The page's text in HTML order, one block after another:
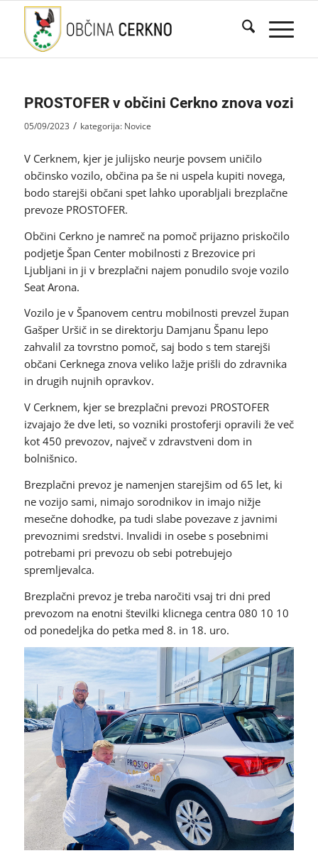
PROSTOFER v občini Cerkno znova vozi
05/09/2023 / kategorija: Novice
V Cerknem, kjer je julijsko neurje povsem uničilo
občinsko vozilo, občina pa še ni uspela kupiti novega,
bodo starejši občani spet lahko uporabljali brezplačne
prevoze PROSTOFER.
Občini Cerkno je namreč na pomoč prijazno priskočilo
podjetje Špan Center mobilnosti z Brezovice pri
Ljubljani in ji v brezplačni najem ponudilo svoje vozilo
Seat Arona.
Vozilo je v Španovem centru mobilnosti prevzel župan
Gašper Uršič in se direktorju Damjanu Španu lepo
zahvalil za tovrstno pomoč, saj bodo s tem starejši
občani Cerknega znova veliko lažje prišli do zdravnika
in drugih nujnih opravkov.
V Cerknem, kjer se brezplačni prevozi PROSTOFER
izvajajo že dve leti, so vozniki prostoferji opravili že več
kot 450 prevozov, največ v zdravstveni dom in
bolnišnico.
Brezplačni prevoz je namenjen starejšim od 65 let, ki
ne vozijo sami, nimajo sorodnikov in imajo nižje
mesečne dohodke, pa tudi slabe povezave z javnimi
prevoznimi sredstvi. Invalidi in osebe s posebnimi
potrebami pri prevozu ob sebi potrebujejo
spremljevalca.
Brezplačni prevoz je treba naročiti vsaj tri dni pred
prevozom na enotni številki klicnega centra 080 10 10
od ponedeljka do petka med 8. in 18. uro.